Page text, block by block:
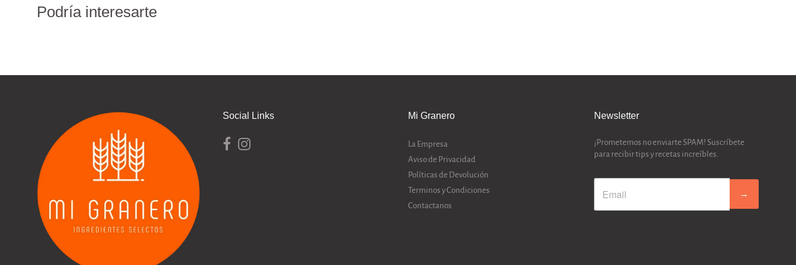
Podría interesarte
Social Links Mi Granero
La Empresa
Aviso de Privacidad
Políticas de Devolución
Terminos y Condiciones
Contactanos
Newsletter
¡Prometemos no enviarte SPAM! Suscríbete
para recibir tips y recetas increíbles.
→